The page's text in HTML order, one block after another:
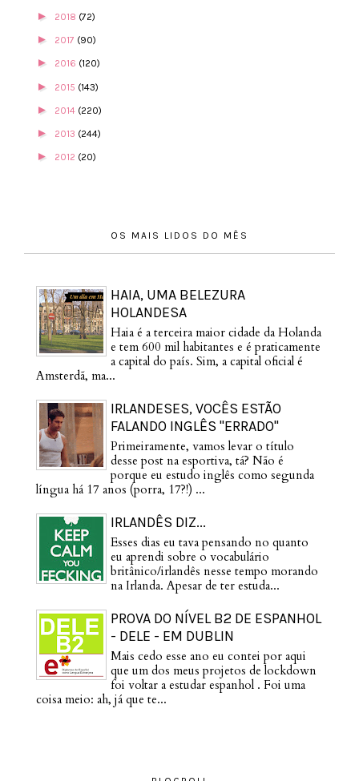
► 2018 (72)
► 2017 (90)
► 2016 (120)
► 2015 (143)
► 2014 (220)
► 2013 (244)
► 2012 (20)
OS MAIS LIDOS DO MÊS
HAIA, UMA BELEZURA
HOLANDESA
Haia é a terceira maior cidade da Holanda
e tem 600 mil habitantes e é praticamente
a capital do país. Sim, a capital oficial é
Amsterdã, ma...
IRLANDESES, VOCÊS ESTÃO
FALANDO INGLÊS "ERRADO"
Primeiramente, vamos levar o título
desse post na esportiva, tá? Não é
porque eu estudo inglês como segunda
língua há 17 anos (porra, 17?!) ...
IRLANDÊS DIZ...
Esses dias eu tava pensando no quanto
eu aprendi sobre o vocabulário
britânico/irlandês nesse tempo morando
na Irlanda. Apesar de ter estuda...
PROVA DO NÍVEL B2 DE ESPANHOL
- DELE - EM DUBLIN
Mais cedo esse ano eu contei por aqui
que um dos meus projetos de lockdown
foi voltar a estudar espanhol . Foi uma
coisa meio: ah, já que te...